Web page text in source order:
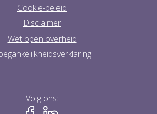
Cookie-beleid
Disclaimer
Wet open overheid
Volg ons: